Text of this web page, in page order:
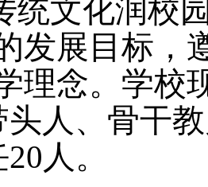
统文化润校
发展目标，
理念。学校
人、骨干
人。